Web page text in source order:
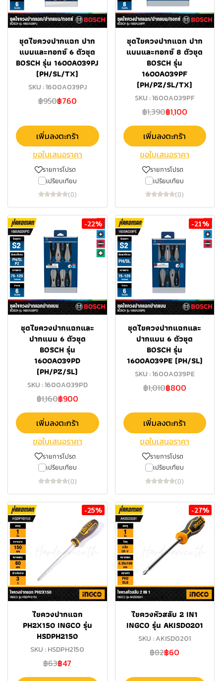
ชุดไขควงปากแฉก ปาก
แบนและทอกซ์ 6 ตัวชุด
BOSCH รุ่น 1600A039PJ
(PH/SL/TX)
SKU : 1600A039PJ
฿950฿760
เพิ่มลงตะกร้า
ขอใบเสนอราคา
รายการโปรด
เปรียบเทียบ
(0)
ชุดไขควงปากแฉก ปาก
แบนและทอกซ์ 8 ตัวชุด
BOSCH รุ่น
1600A039PF
(PH/PZ/SL/TX)
SKU : 1600A039PF
฿1,390฿1,100
เพิ่มลงตะกร้า
ขอใบเสนอราคา
รายการโปรด
เปรียบเทียบ
(0)
-22%
ชุดไขควงปากแฉกและ
ปากแบน 6 ตัวชุด
BOSCH รุ่น
1600A039PD
(PH/PZ/SL)
SKU : 1600A039PD
฿1,160฿900
เพิ่มลงตะกร้า
ขอใบเสนอราคา
รายการโปรด
เปรียบเทียบ
(0)
-21%
ชุดไขควงปากแฉกและ
ปากแบน 6 ตัวชุด
BOSCH รุ่น
1600A039PE (PH/SL)
SKU : 1600A039PE
฿1,010฿800
เพิ่มลงตะกร้า
ขอใบเสนอราคา
รายการโปรด
เปรียบเทียบ
(0)
-25%
ไขควงปากแฉก
PH2X150 INGCO รุ่น
HSDPH2150
SKU : HSDPH2150
฿63฿47
-27%
ไขควงหัวสลับ 2 IN1
INGCO รุ่น AKISD0201
SKU : AKISD0201
฿82฿60